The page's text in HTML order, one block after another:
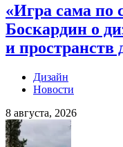
«Игра сама
Боскардин о
и пространств
Дизайн
Новости
8 августа, 2026